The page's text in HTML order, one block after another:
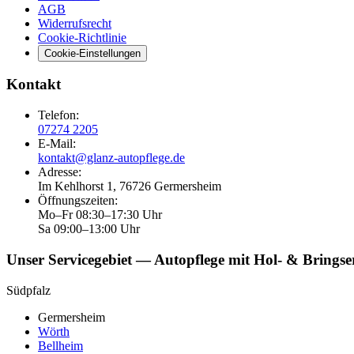
AGB
Widerrufsrecht
Cookie-Richtlinie
Cookie-Einstellungen
Kontakt
Telefon:
07274 2205
E-Mail:
kontakt@glanz-autopflege.de
Adresse:
Im Kehlhorst 1, 76726 Germersheim
Öffnungszeiten:
Mo–Fr 08:30–17:30 Uhr
Sa 09:00–13:00 Uhr
Unser Servicegebiet — Autopflege mit Hol- &
Südpfalz
Germersheim
Wörth
Bellheim